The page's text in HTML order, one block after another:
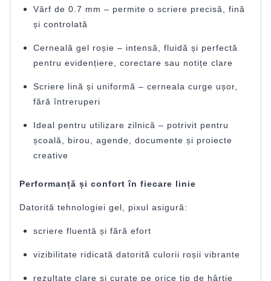
Vârf de 0.7 mm – permite o scriere precisă, fină
și controlată
Cerneală gel roșie – intensă, fluidă și perfectă
pentru evidențiere, corectare sau notițe clare
Scriere lină și uniformă – cerneala curge ușor,
fără întreruperi
Ideal pentru utilizare zilnică – potrivit pentru
școală, birou, agende, documente și proiecte
creative
Performanță și confort în fiecare linie
Datorită tehnologiei gel, pixul asigură:
scriere fluentă și fără efort
vizibilitate ridicată datorită culorii roșii vibrante
rezultate clare și curate pe orice tip de hârtie